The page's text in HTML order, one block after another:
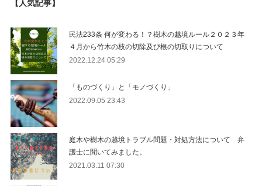
【人気記事】
民法233条 何が変わる！？樹木の越境ルール２０２３年
４月から竹木の枝の切除及び根の切取りについて
2022.12.24 05:29
「ものづくり」と「モノづくり」
2022.09.05 23:43
庭木や樹木の越境トラブル問題・対処方法について 弁
護士に聞いてみました。
2021.03.11 07:30